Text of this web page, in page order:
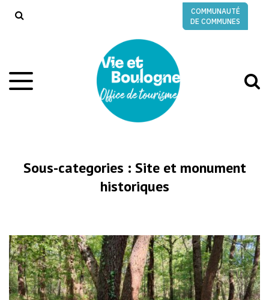
COMMUNAUTÉ
DE COMMUNES
Aller
à
Sous-categories : Site et monument
historiques